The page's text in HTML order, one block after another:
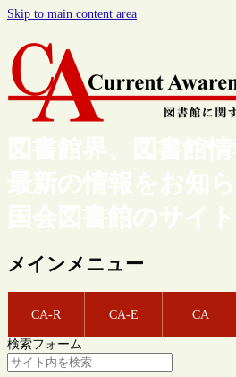
Skip to main content area
図書館界、図書館
最新の情報をお知
国会図書館のサイト
メインメニュー
CA-R CA-E CA
検索フォーム